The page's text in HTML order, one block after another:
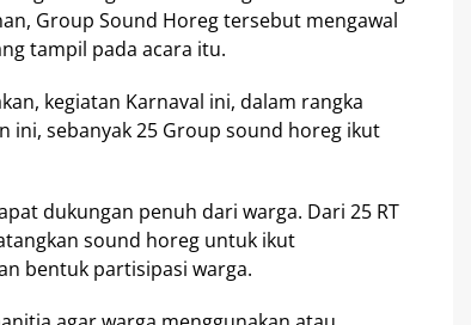
Group Sound Horeg tersebut mengawal
tampil pada acara itu.
kegiatan Karnaval ini, dalam rangka
ini, sebanyak 25 Group sound horeg ikut
dukungan penuh dari warga. Dari 25 RT
sound horeg untuk ikut
bentuk partisipasi warga.